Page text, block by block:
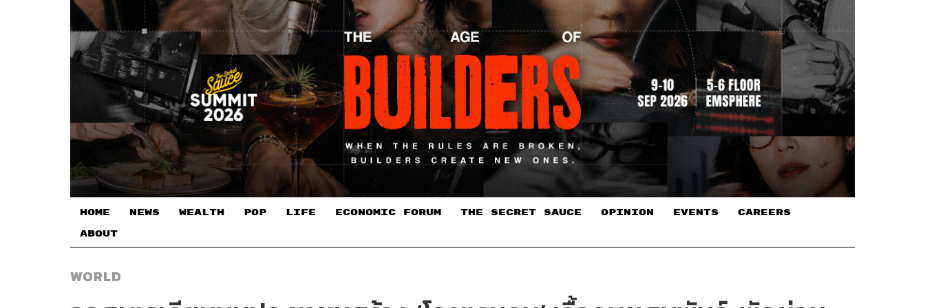
HOME NEWS WEALTH POP LIFE ECONOMIC FORUM THE SECRET SAUCE​ OPINION EVENTS CAREERS
ABOUT
WORLD